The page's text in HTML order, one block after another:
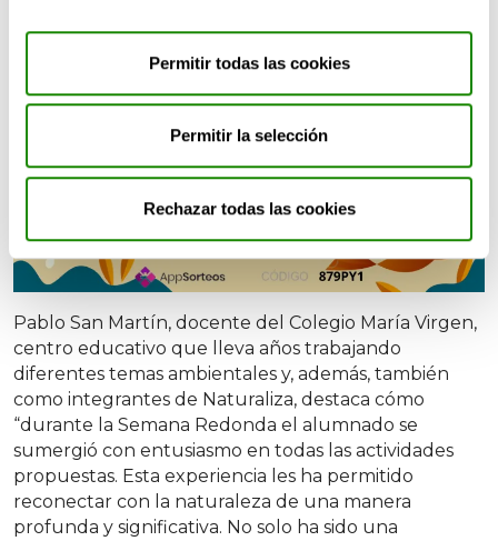
Permitir todas las cookies
Permitir la selección
Rechazar todas las cookies
Pablo San Martín, docente del Colegio María Virgen,
centro educativo que lleva años trabajando
diferentes temas ambientales y, además, también
como integrantes de Naturaliza, destaca cómo
“durante la Semana Redonda el alumnado se
sumergió con entusiasmo en todas las actividades
propuestas. Esta experiencia les ha permitido
reconectar con la naturaleza de una manera
profunda y significativa. No solo ha sido una